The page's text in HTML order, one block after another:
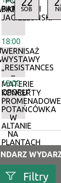
BARANAMI
PIKNIK
JAGIELLOŃSKI
18:00
WERNISAŻ
WYSTAWY
„RESISTANCES
–
MATERIE
OPORU”
18:00
KONCERTY
POTAŃCÓWKA
W
ALTANIE
NA
PLANTACH
SOB
Filtry